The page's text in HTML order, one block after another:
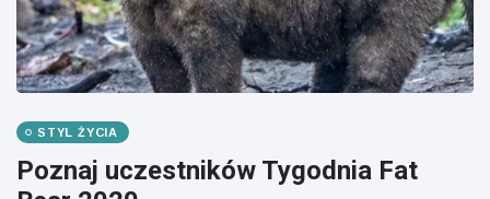
STYL ŻYCIA
Poznaj uczestników Tygodnia Fat